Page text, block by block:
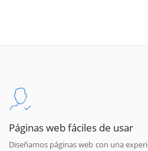
Páginas web fáciles de usar
Diseñamos páginas web con una